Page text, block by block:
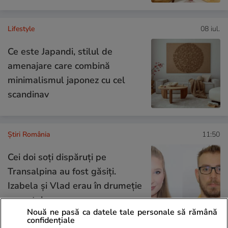
Lifestyle 08 iul.
Ce este Japandi, stilul de
amenajare care combină
minimalismul japonez cu cel
scandinav
Știri România 11:50
Cei doi soți dispăruți pe
Transalpina au fost găsiți.
Izabela și Vlad erau în drumeție
cu cortul
Nouă ne pasă ca datele tale personale să rămână
confidențiale